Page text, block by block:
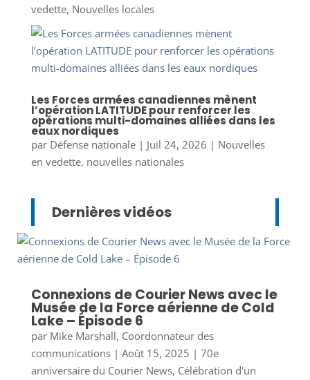
vedette, Nouvelles locales
Les Forces armées canadiennes mènent
l’opération LATITUDE pour renforcer les
opérations multi-domaines alliées dans les
eaux nordiques
par Défense nationale| Juil 24, 2026 | Nouvelles
en vedette, nouvelles nationales
Dernières vidéos
Connexions de Courier News avec le
Musée de la Force aérienne de Cold
Lake – Épisode 6
par Mike Marshall, Coordonnateur des
communications| Août 15, 2025 | 70e
anniversaire du Courier News, Célébration d'un